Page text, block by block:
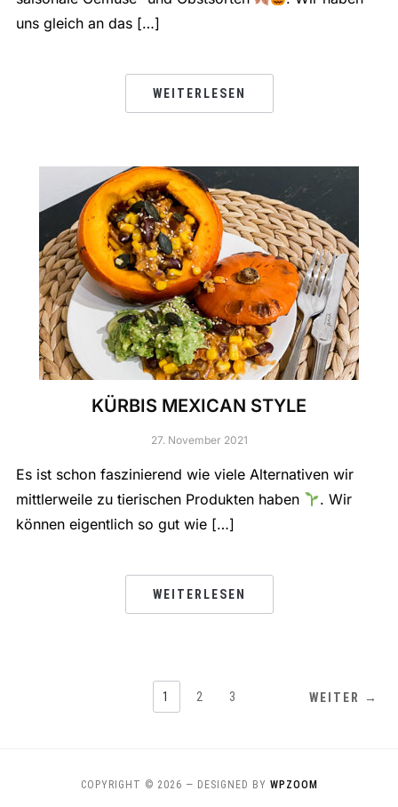
uns gleich an das […]
WEITERLESEN
KÜRBIS MEXICAN STYLE
27. November 2021
Es ist schon faszinierend wie viele Alternativen wir
mittlerweile zu tierischen Produkten haben
. Wir
können eigentlich so gut wie […]
WEITERLESEN
1 2 3 WEITER →
COPYRIGHT © 2026 — DESIGNED BY WPZOOM